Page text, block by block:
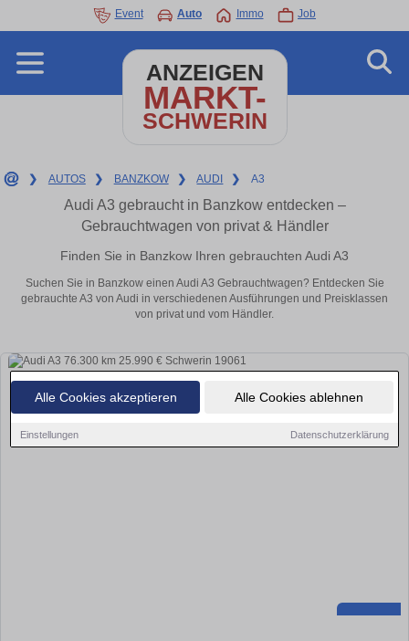
Alle Cookies akzeptieren Alle Cookies ablehnen
Einstellungen Datenschutzerklärung
Event Auto Immo Job
ANZEIGEN
MARKT-
SCHWERIN
❯ AUTOS ❯ BANZKOW ❯ AUDI ❯ A3
Audi A3 gebraucht in Banzkow entdecken –
Gebrauchtwagen von privat & Händler
Finden Sie in Banzkow Ihren gebrauchten Audi A3
Suchen Sie in Banzkow einen Audi A3 Gebrauchtwagen? Entdecken Sie
gebrauchte A3 von Audi in verschiedenen Ausführungen und Preisklassen
von privat und vom Händler.